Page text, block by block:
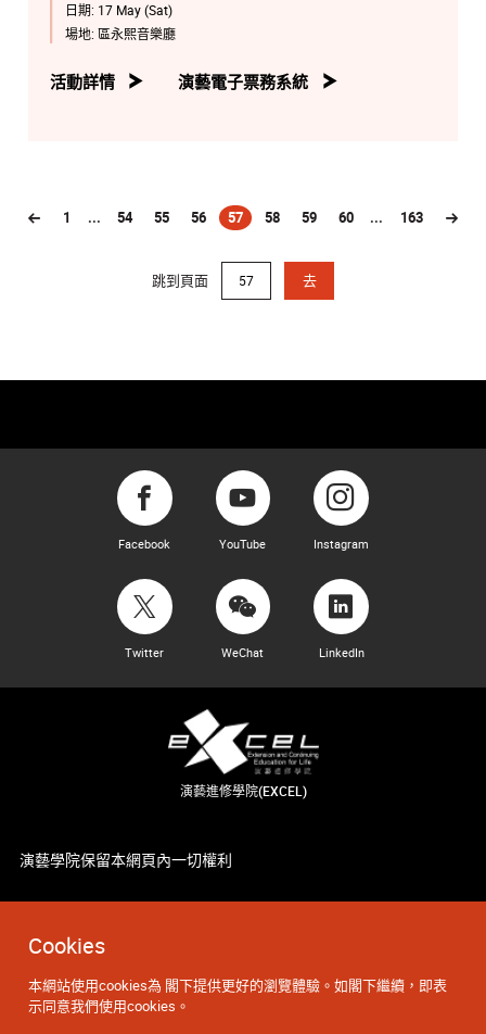
Cookies
本網站使用cookies為 閣下提供更好的瀏覽體驗。如閣下繼續，即表
示同意我們使用cookies。
日期: 17 May (Sat)
場地: 區永熙音樂廳
活動詳情 演藝電子票務系統
1 ... 54 55 56 57
(current)
58 59 60 ... 163
跳到頁面 去
Facebook YouTube Instagram
Twitter WeChat LinkedIn
演藝進修學院(EXCEL)
演藝學院保留本網頁內一切權利